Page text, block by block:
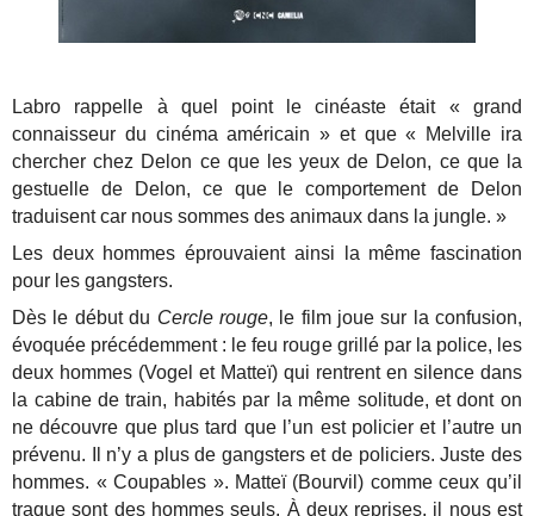
Labro rappelle à quel point le cinéaste était « grand
connaisseur du cinéma américain » et que « Melville ira
chercher chez Delon ce que les yeux de Delon, ce que la
gestuelle de Delon, ce que le comportement de Delon
traduisent car nous sommes des animaux dans la jungle. »
Les deux hommes éprouvaient ainsi la même fascination
pour les gangsters.
Dès le début du Cercle rouge, le film joue sur la confusion,
évoquée précédemment : le feu rouge grillé par la police, les
deux hommes (Vogel et Matteï) qui rentrent en silence dans
la cabine de train, habités par la même solitude, et dont on
ne découvre que plus tard que l’un est policier et l’autre un
prévenu. Il n’y a plus de gangsters et de policiers. Juste des
hommes. « Coupables ». Matteï (Bourvil) comme ceux qu’il
traque sont des hommes seuls. À deux reprises, il nous est